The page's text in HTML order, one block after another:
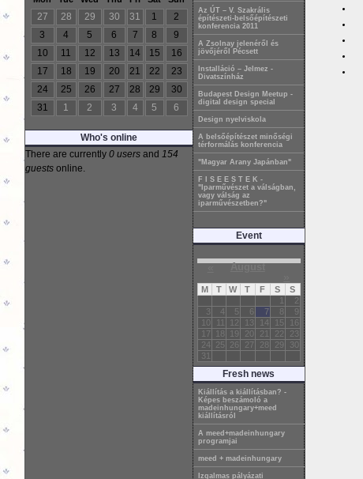
27 28 29 30 31 1
2
3
4 5 6 7 8
9
10
11 12 13 14 15
16
17
18 19 20 21 22
23
24
25 26 27 28 29
30
31
1 2 3 4 5 6
Who's online
There are currently 0 usersand 154
guestsonline.
Az ÚT – V. Szakrális
építészeti-belsőépítészeti
konferencia 2011
A Zsolnay jelenéről és
jövőjéről Pécsett
Installáció – Jelmez -
Divatszínház
Budapest Design Meetup -
digital design special
Design nyelviskola
A belsőépítészet minőségi
térformálás konferencia
"Magyar Arany Japánban"
F I S E E S T E K -
"Iparművészet a válságban,
vagy válság az
iparművészetben?"
Event
« August
M T W T F S
S
1
2
3
4 5 6 7 8
9
10
11 12 13 14 15
16
17
18 19 20 21 22
23
24
25 26 27 28 29
30
31
Fresh news
Kiállítás a kiállításban? -
Képes beszámoló a
madeinhungary+meed
kiállításról
A meed+madeinhungary
programjai
meed + madeinhungary
Izgalmas pályázati